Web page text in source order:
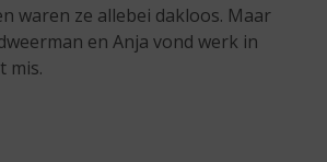
waren ze allebei dakloos. Maar
en Anja vond werk in
mis.